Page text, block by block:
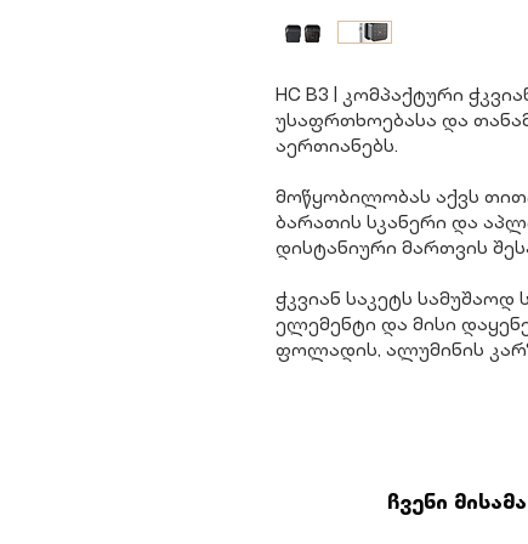
HC B3 | კომპაქტური
უსაფრთხოებასა და
აერთიანებს.
მოწყობილობას აქვს
ბარათის სკანერი და
დისტანიური მართვის
ჭკვიან საკეტს სამუშაოდ
ელემენტი და მისი
ფოლადის, ალუმინის
ჩვენი